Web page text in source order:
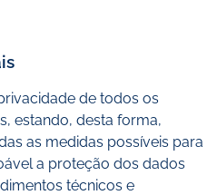
de todos os
estando, desta forma,
as medidas possíveis para
a proteção dos dados
técnicos e